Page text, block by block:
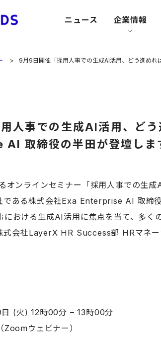
ニュース 企業情報
9月9日開催「採用人事での生成AI活用、どう進め
人事での生成AI活用、ど
取締役の半田が登壇しま
オンラインセミナー「採用人事での生
である株式会社Exa Enterprise AI 取締役
における生成AI活用に焦点を当て、多
会社LayerX HR Success部 HRマネー
日 (火) 12時00分 – 13時00分
ウェビナー）